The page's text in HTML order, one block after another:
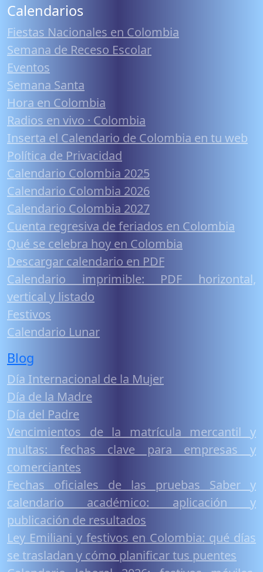
Calendarios
Fiestas Nacionales en Colombia
Semana de Receso Escolar
Eventos
Semana Santa
Hora en Colombia
Radios en vivo · Colombia
Inserta el Calendario de Colombia en tu web
Política de Privacidad
Calendario Colombia 2025
Calendario Colombia 2026
Calendario Colombia 2027
Cuenta regresiva de feriados en Colombia
Qué se celebra hoy en Colombia
Descargar calendario en PDF
Calendario imprimible: PDF horizontal,
vertical y listado
Festivos
Calendario Lunar
Blog
Día Internacional de la Mujer
Día de la Madre
Día del Padre
Vencimientos de la matrícula mercantil y
multas: fechas clave para empresas y
comerciantes
Fechas oficiales de las pruebas Saber y
calendario académico: aplicación y
publicación de resultados
Ley Emiliani y festivos en Colombia: qué días
se trasladan y cómo planificar tus puentes